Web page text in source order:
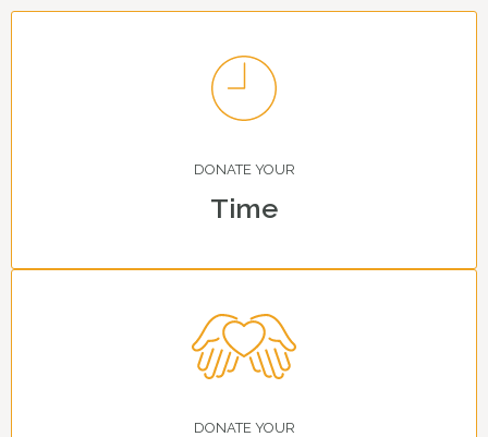
DONATE YOUR
Time
DONATE YOUR